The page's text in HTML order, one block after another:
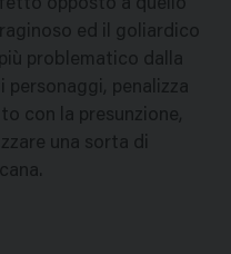
opposto a quello
ed il goliardico
problematico dalla
penalizza
con la presunzione,
una sorta di